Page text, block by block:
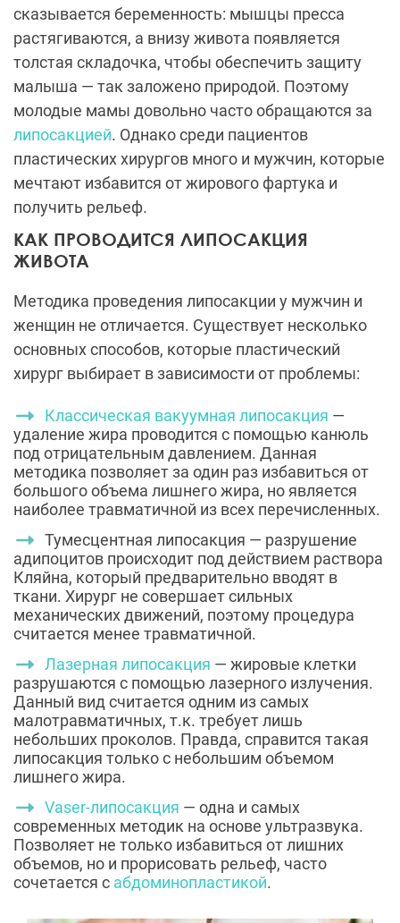
сказывается беременность: мышцы пресса
растягиваются, а внизу живота появляется
толстая складочка, чтобы обеспечить защиту
малыша — так заложено природой. Поэтому
молодые мамы довольно часто обращаются за
липосакцией. Однако среди пациентов
пластических хирургов много и мужчин, которые
мечтают избавится от жирового фартука и
получить рельеф.
КАК ПРОВОДИТСЯ ЛИПОСАКЦИЯ
ЖИВОТА
Методика проведения липосакции у мужчин и
женщин не отличается. Существует несколько
основных способов, которые пластический
хирург выбирает в зависимости от проблемы:
Классическая вакуумная липосакция —
удаление жира проводится с помощью канюль
под отрицательным давлением. Данная
методика позволяет за один раз избавиться от
большого объема лишнего жира, но является
наиболее травматичной из всех перечисленных.
Тумесцентная липосакция — разрушение
адипоцитов происходит под действием раствора
Кляйна, который предварительно вводят в
ткани. Хирург не совершает сильных
механических движений, поэтому процедура
считается менее травматичной.
Лазерная липосакция — жировые клетки
разрушаются с помощью лазерного излучения.
Данный вид считается одним из самых
малотравматичных, т.к. требует лишь
небольших проколов. Правда, справится такая
липосакция только с небольшим объемом
лишнего жира.
Vaser-липосакция — одна и самых
современных методик на основе ультразвука.
Позволяет не только избавиться от лишних
объемов, но и прорисовать рельеф, часто
сочетается с абдоминопластикой.